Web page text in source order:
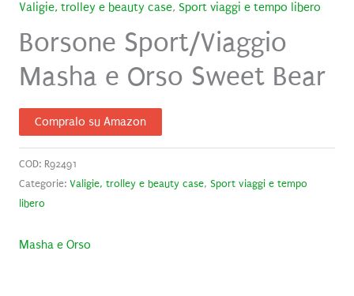
Valigie, trolley e beauty case, Sport viaggi e tempo libero
Borsone Sport/Viaggio
Masha e Orso Sweet Bear
Compralo su Amazon
COD: R92491
Categorie: Valigie, trolley e beauty case, Sport viaggi e tempo
libero
Masha e Orso